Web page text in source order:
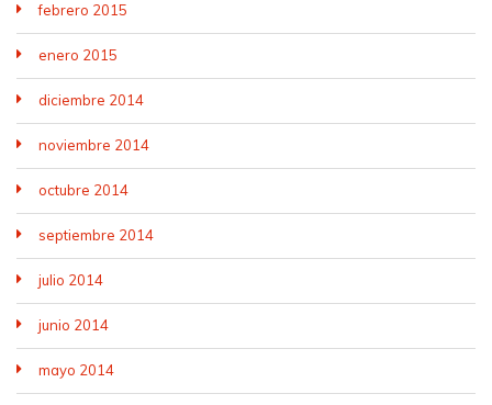
febrero 2015
enero 2015
diciembre 2014
noviembre 2014
octubre 2014
septiembre 2014
julio 2014
junio 2014
mayo 2014